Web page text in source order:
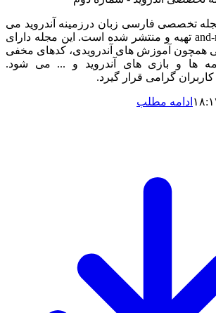
تخصصی فارسی زبان درزمینه آندروید می
باشد در سایت and-roid.ir تهیه و منتشر شده است. این مجله دارای
همچون آموزش های آندرویدی، کدهای مخفی
ها و بازی های آندروید و ... می شود.
کاربران گرامی قرار گیرد.
ادامه مطلب